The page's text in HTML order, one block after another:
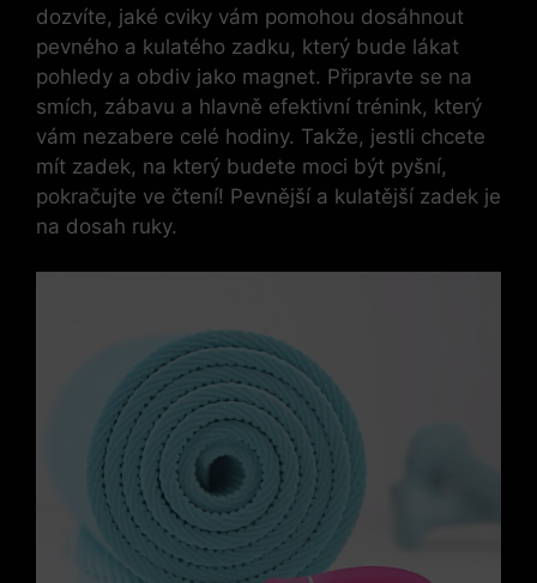
dozvíte, jaké cviky vám pomohou dosáhnout
pevného a kulatého zadku, který bude ⁤lákat
⁣pohledy‍ a obdiv jako magnet. Připravte se na‌
smích, zábavu a hlavně ⁣efektivní trénink, který
vám nezabere celé hodiny. Takže, jestli chcete
‍mít zadek, na ‍který budete moci být pyšní,
pokračujte ve čtení! Pevnější a kulatější zadek ⁣je
na dosah ruky.